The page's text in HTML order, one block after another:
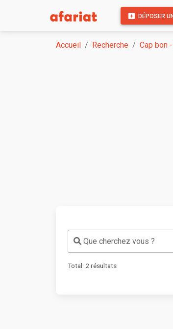
DÉPOSER
Accueil Recherche Cap bon
Que cherchez vous ?
Total: 2 résultats